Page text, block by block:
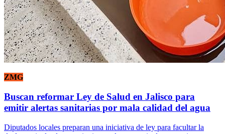
ZMG
Buscan reformar Ley de Salud en Jalisco para
emitir alertas sanitarias por mala calidad del agua
Diputados locales preparan una iniciativa de ley para facultar la